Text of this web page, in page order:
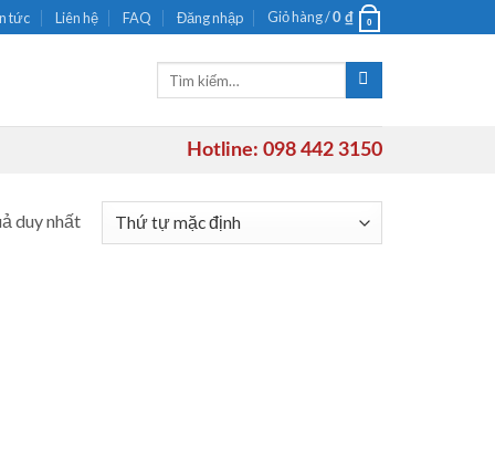
tức Liên hệ FAQ Đăng nhập Giỏ hàng /0 ₫ 0
Hotline: 098 442 3150
duy nhất